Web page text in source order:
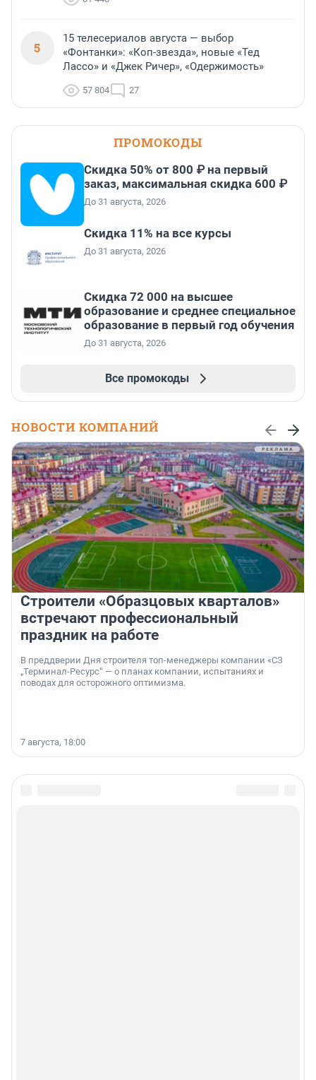
5
15 телесериалов августа — выбор
«Фонтанки»: «Коп-звезда», новые «Тед
Лассо» и «Джек Ричер», «Одержимость»
57 804 27
ПРОМОКОДЫ
Скидка 50% от 800 ₽ на первый
заказ, максимальная скидка 600 ₽
До 31 августа, 2026
Скидка 11% на все курсы
До 31 августа, 2026
Скидка 72 000 на высшее
образование и среднее специальное
образование в первый год обучения
До 31 августа, 2026
Все промокоды
НОВОСТИ КОМПАНИЙ
Строители «Образцовых кварталов»
встречают профессиональный
праздник на работе
В преддверии Дня строителя топ-менеджеры компании «СЗ
„Терминал-Ресурс“ — о планах компании, испытаниях и
поводах для осторожного оптимизма.
7 августа, 18:00